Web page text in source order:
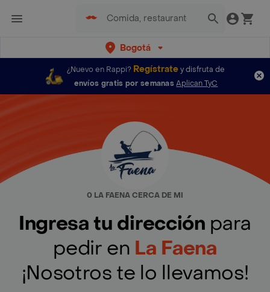
Bogotá
¿Nuevo en Rappi? Regístratey disfruta de
envíos gratis por semanas Aplican TyC
0 LA FAENA CERCA DE MI
Ingresa tu dirección para
pedir en La Faena
¡Nosotros te lo llevamos!